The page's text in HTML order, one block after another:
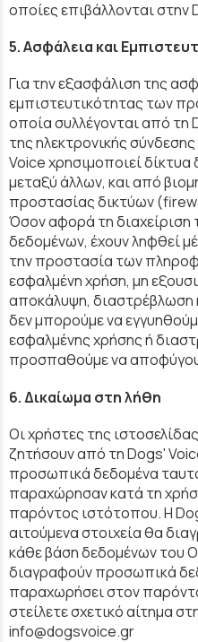
οποίες επιβάλλονται στην
5. Ασφάλεια και
Για την εξασφάλιση της
εμπιστευτικότητας των
οποία συλλέγονται από τη
της ηλεκτρονικής
Voice χρησιμοποιεί
μεταξύ άλλων, και από
προστασίας δικτύων
Όσον αφορά τη
δεδομένων, έχουν ληφθεί
την προστασία των
εσφαλμένη χρήση, μη
αποκάλυψη,
δεν μπορούμε να
εσφαλμένης χρήσης ή
προσπαθούμε να
6. Δικαίωμα στη λήθη
Οι χρήστες της
ζητήσουν από τη Dogs'
προσωπικά δεδομένα
παραχώρησαν κατά τη
παρόντος ιστότοπου. H
αιτούμενα στοιχεία θα
κάθε βάση δεδομένων του
διαγραφούν προσωπικά
παραχωρήσει στον
στείλετε σχετικό αίτημα
info@dogsvoice.gr